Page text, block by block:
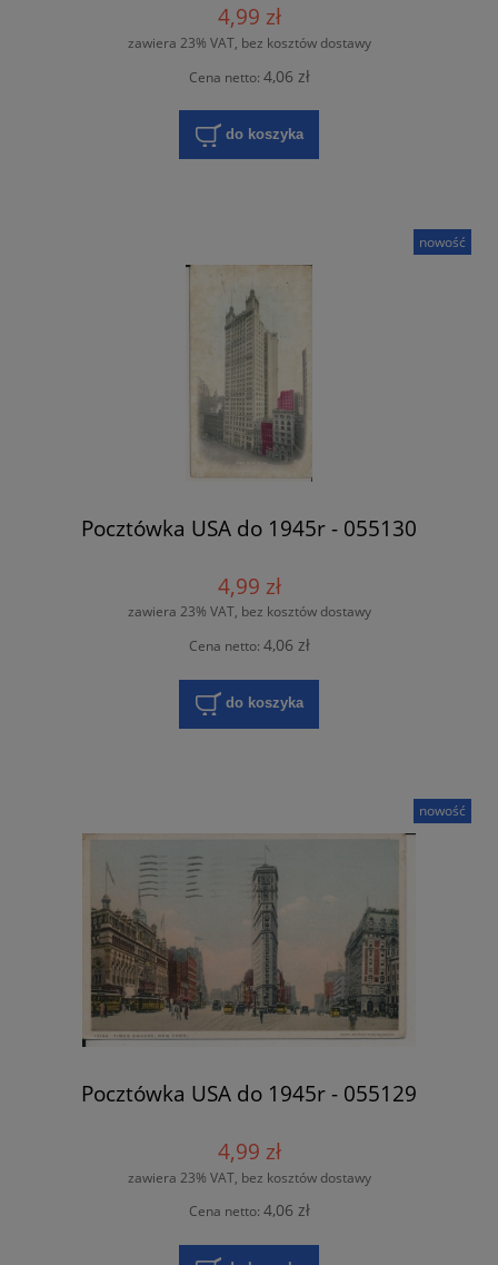
4,99 zł
zawiera 23% VAT, bez kosztów dostawy
Cena netto: 4,06 zł
do koszyka
Pocztówka USA do 1945r - 055130
4,99 zł
zawiera 23% VAT, bez kosztów dostawy
Cena netto: 4,06 zł
do koszyka
nowość
Pocztówka USA do 1945r - 055129
4,99 zł
zawiera 23% VAT, bez kosztów dostawy
Cena netto: 4,06 zł
nowość